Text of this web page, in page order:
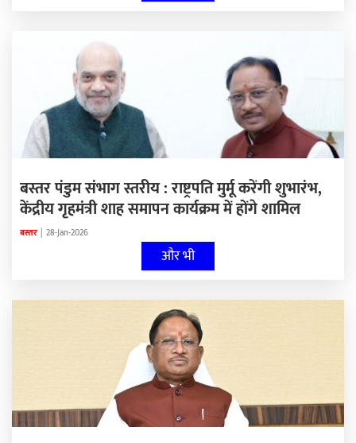
बस्तर पंडुम संभाग स्तरीय : राष्ट्रपति मुर्मू करेंगी शुभारंभ,
केंद्रीय गृहमंत्री शाह समापन कार्यक्रम में होंगे शामिल
बस्तर | 28-Jan-2026
और भी